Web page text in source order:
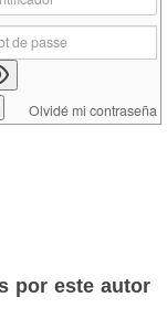
por este autor
Olvidé mi contraseña